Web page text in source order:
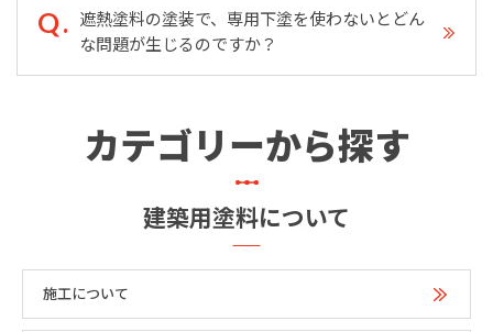
遮熱塗料の塗装で、専用下塗を使わないとどん
な問題が生じるのですか？
カテゴリーから探す
建築用塗料について
施工について